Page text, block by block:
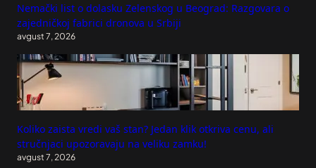
Nemački list o dolasku Zelenskog u Beograd: Razgovara o
zajedničkoj fabrici dronova u Srbiji
avgust 7, 2026
Koliko zaista vredi vaš stan? Jedan klik otkriva cenu, ali
stručnjaci upozoravaju na veliku zamku!
avgust 7, 2026